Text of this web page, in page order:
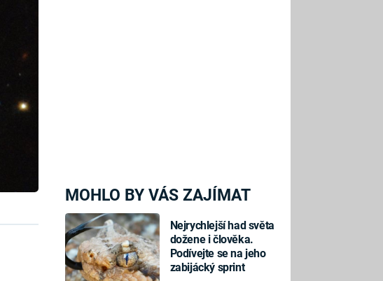
MOHLO BY VÁS ZAJÍMAT
Nejrychlejší had světa
dožene i člověka.
Podívejte se na jeho
zabijácký sprint